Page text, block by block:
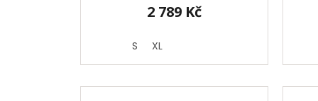
2 789 Kč
S XL